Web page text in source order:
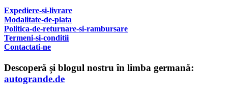
Expediere-si-livrare
Modalitate-de-plata
Politica-de-returnare-si-rambursare
Termeni-si-conditii
Contactati-ne
Descoperă și blogul nostru în limba germană:
autogrande.de